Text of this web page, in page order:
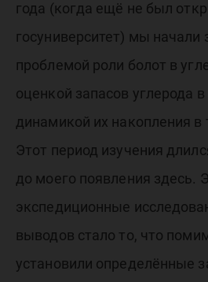
года (когда ещё не был
госуниверситет) мы начали
проблемой роли болот в
оценкой запасов углерода в
динамикой их накопления в
Этот период изучения
до моего появления здесь.
экспедиционные
выводов стало то, что
установили определённые